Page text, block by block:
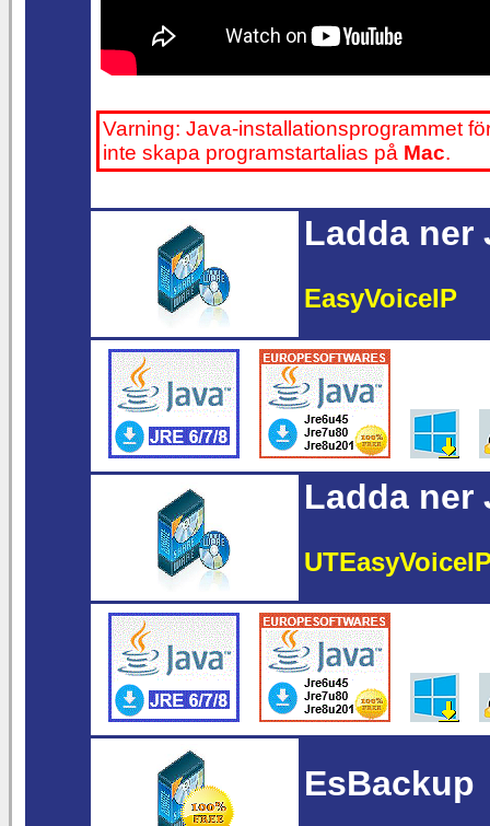
Varning: Java-installationsprogrammet
inte skapa programstartalias på Mac.
Ladda ner
EasyVoiceIP
Ladda ner
EsBackup